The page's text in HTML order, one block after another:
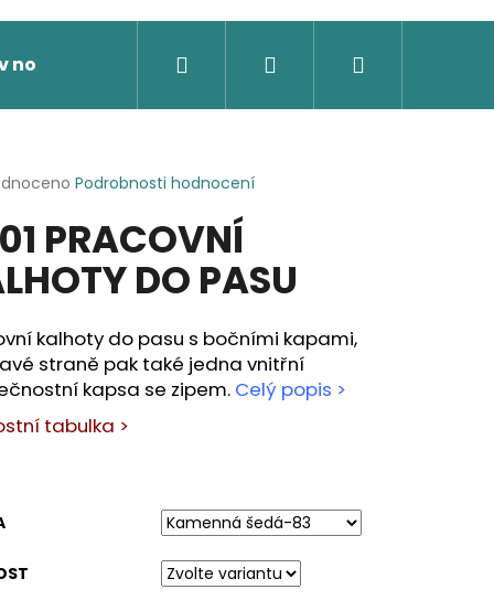
Výprodej Dárkové poukazy
Přihlášení
Podrobnosti hodnocení
PRACOVNÍ
DO PASU
kalhoty do pasu s bočními kapami,
straně pak také jedna vnitřní
kapsa se zipem. Celý popis >
tabulka >